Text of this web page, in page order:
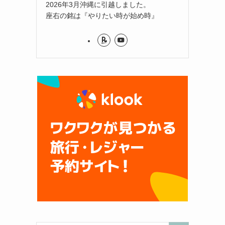
2026年3月沖縄に引越しました。
座右の銘は『やりたい時が始め時』